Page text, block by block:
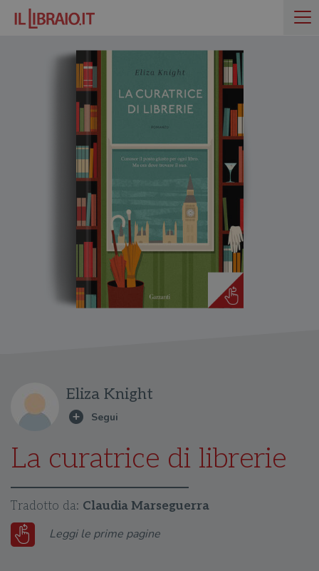
Eliza Knight
La curatrice di librerie
Tradotto da: Claudia Marseguerra
Leggi le prime pagine